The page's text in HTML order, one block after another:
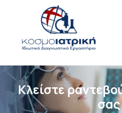
περιεχόμενο
Kλείστε
σας